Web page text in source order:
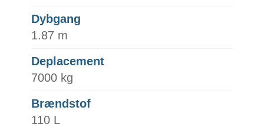
Dybgang
1.87 m
Deplacement
7000 kg
Brændstof
110 L